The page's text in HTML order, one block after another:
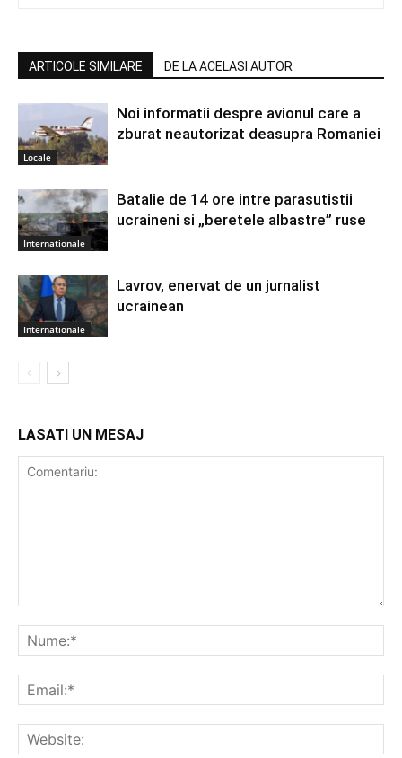
ARTICOLE SIMILARE DE LA ACELASI AUTOR
Locale
Noi informatii despre avionul care a
zburat neautorizat deasupra Romaniei
Internationale
Batalie de 14 ore intre parasutistii
ucraineni si „beretele albastre” ruse
Internationale
Lavrov, enervat de un jurnalist
ucrainean
LASATI UN MESAJ